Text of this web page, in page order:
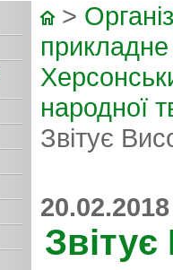
>
народної
Звітує